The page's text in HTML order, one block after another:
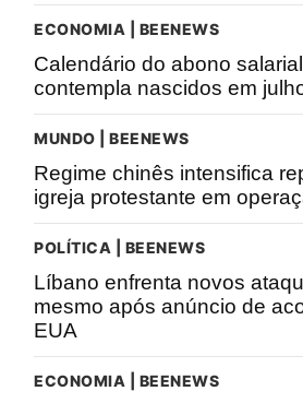
ECONOMIA | BEENEWS
Calendário do abono
contempla nascidos em
MUNDO | BEENEWS
Regime chinês intensifica
igreja protestante em
POLÍTICA | BEENEWS
Líbano enfrenta novos
mesmo após anúncio de
EUA
ECONOMIA | BEENEWS